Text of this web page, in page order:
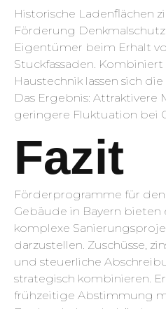
Historische Ladenflächen
Förderung
Eigentümer beim Erhalt
Stuckfassaden.
Haustechnik lassen sich
Das Ergebnis:
geringere Fluktuation bei
Fazit
Förderprogramme für
Gebäude in Bayern bieten
komplexe
darzustellen. Zuschüsse,
und steuerliche
strategisch kombinieren.
frühzeitige Abstimmung